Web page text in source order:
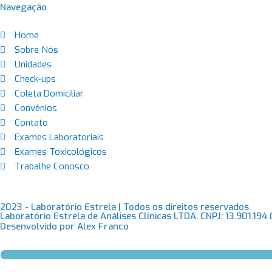
Navegação
Home
Sobre Nós
Unidades
Check-ups
Coleta Domiciliar
Convênios
Contato
Exames Laboratoriais
Exames Toxicológicos
Trabalhe Conosco
2023 - Laboratório Estrela | Todos os direitos reservados.
Laboratório Estrela de Análises Clínicas LTDA. CNPJ:
Desenvolvido por Alex Franco